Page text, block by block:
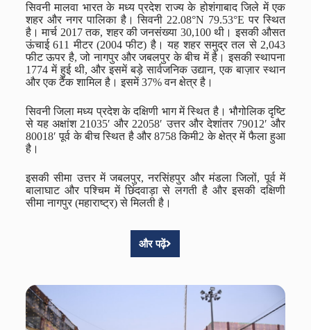
सिवनी मालवा भारत के मध्य प्रदेश राज्य के होशंगाबाद जिले में एक
शहर और नगर पालिका है। सिवनी 22.08°N 79.53°E पर स्थित
है। मार्च 2017 तक, शहर की जनसंख्या 30,100 थी। इसकी औसत
ऊंचाई 611 मीटर (2004 फीट) है। यह शहर समुद्र तल से 2,043
फीट ऊपर है, जो नागपुर और जबलपुर के बीच में है। इसकी स्थापना
1774 में हुई थी, और इसमें बड़े सार्वजनिक उद्यान, एक बाज़ार स्थान
और एक टैंक शामिल है। इसमें 37% वन क्षेत्र है।
सिवनी जिला मध्य प्रदेश के दक्षिणी भाग में स्थित है। भौगोलिक दृष्टि
से यह अक्षांश 21035′ और 22058′ उत्तर और देशांतर 79012′ और
80018′ पूर्व के बीच स्थित है और 8758 किमी2 के क्षेत्र में फैला हुआ
है।
इसकी सीमा उत्तर में जबलपुर, नरसिंहपुर और मंडला जिलों, पूर्व में
बालाघाट और पश्चिम में छिंदवाड़ा से लगती है और इसकी दक्षिणी
सीमा नागपुर (महाराष्ट्र) से मिलती है।
और पढ़ें